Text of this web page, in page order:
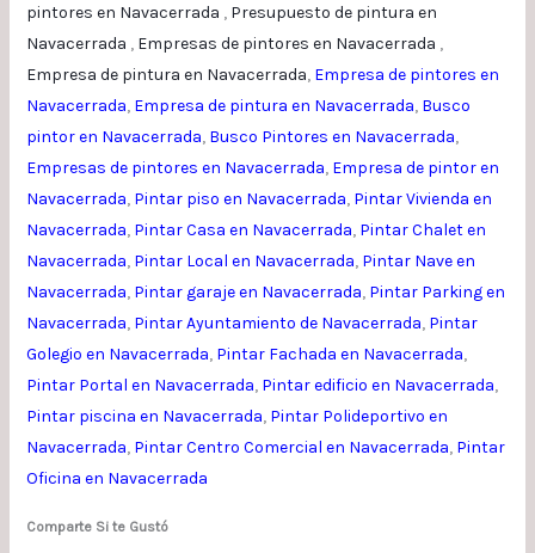
pintores en Navacerrada , Presupuesto de pintura en
Navacerrada , Empresas de pintores en Navacerrada ,
Empresa de pintura en Navacerrada, Empresa de pintores en
Navacerrada, Empresa de pintura en Navacerrada, Busco
pintor en Navacerrada, Busco Pintores en Navacerrada,
Empresas de pintores en Navacerrada, Empresa de pintor en
Navacerrada, Pintar piso en Navacerrada, Pintar Vivienda en
Navacerrada, Pintar Casa en Navacerrada, Pintar Chalet en
Navacerrada, Pintar Local en Navacerrada, Pintar Nave en
Navacerrada, Pintar garaje en Navacerrada, Pintar Parking en
Navacerrada, Pintar Ayuntamiento de Navacerrada, Pintar
Golegio en Navacerrada, Pintar Fachada en Navacerrada,
Pintar Portal en Navacerrada, Pintar edificio en Navacerrada,
Pintar piscina en Navacerrada, Pintar Polideportivo en
Navacerrada, Pintar Centro Comercial en Navacerrada, Pintar
Oficina en Navacerrada
Comparte Si te Gustó